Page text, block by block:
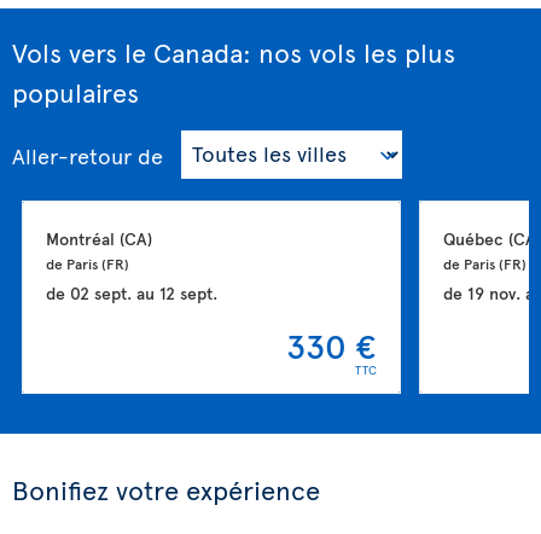
Vols vers le Canada: nos vols les plus
populaires
Aller-retour de
Montréal (CA)
de Paris (FR)
de 02 sept.au 12 sept.
330 €
TTC
Québec (CA)
de Paris (FR)
de 19 nov.
Bonifiez votre expérience